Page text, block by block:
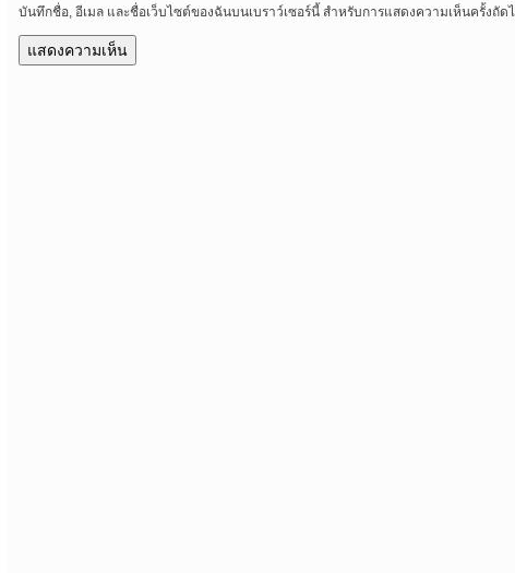
บันทึกชื่อ, อีเมล และชื่อเว็บไซต์ของฉันบนเบราว์เซอร์นี้ สำหรับการแสดงความเห็นครั้งถัด